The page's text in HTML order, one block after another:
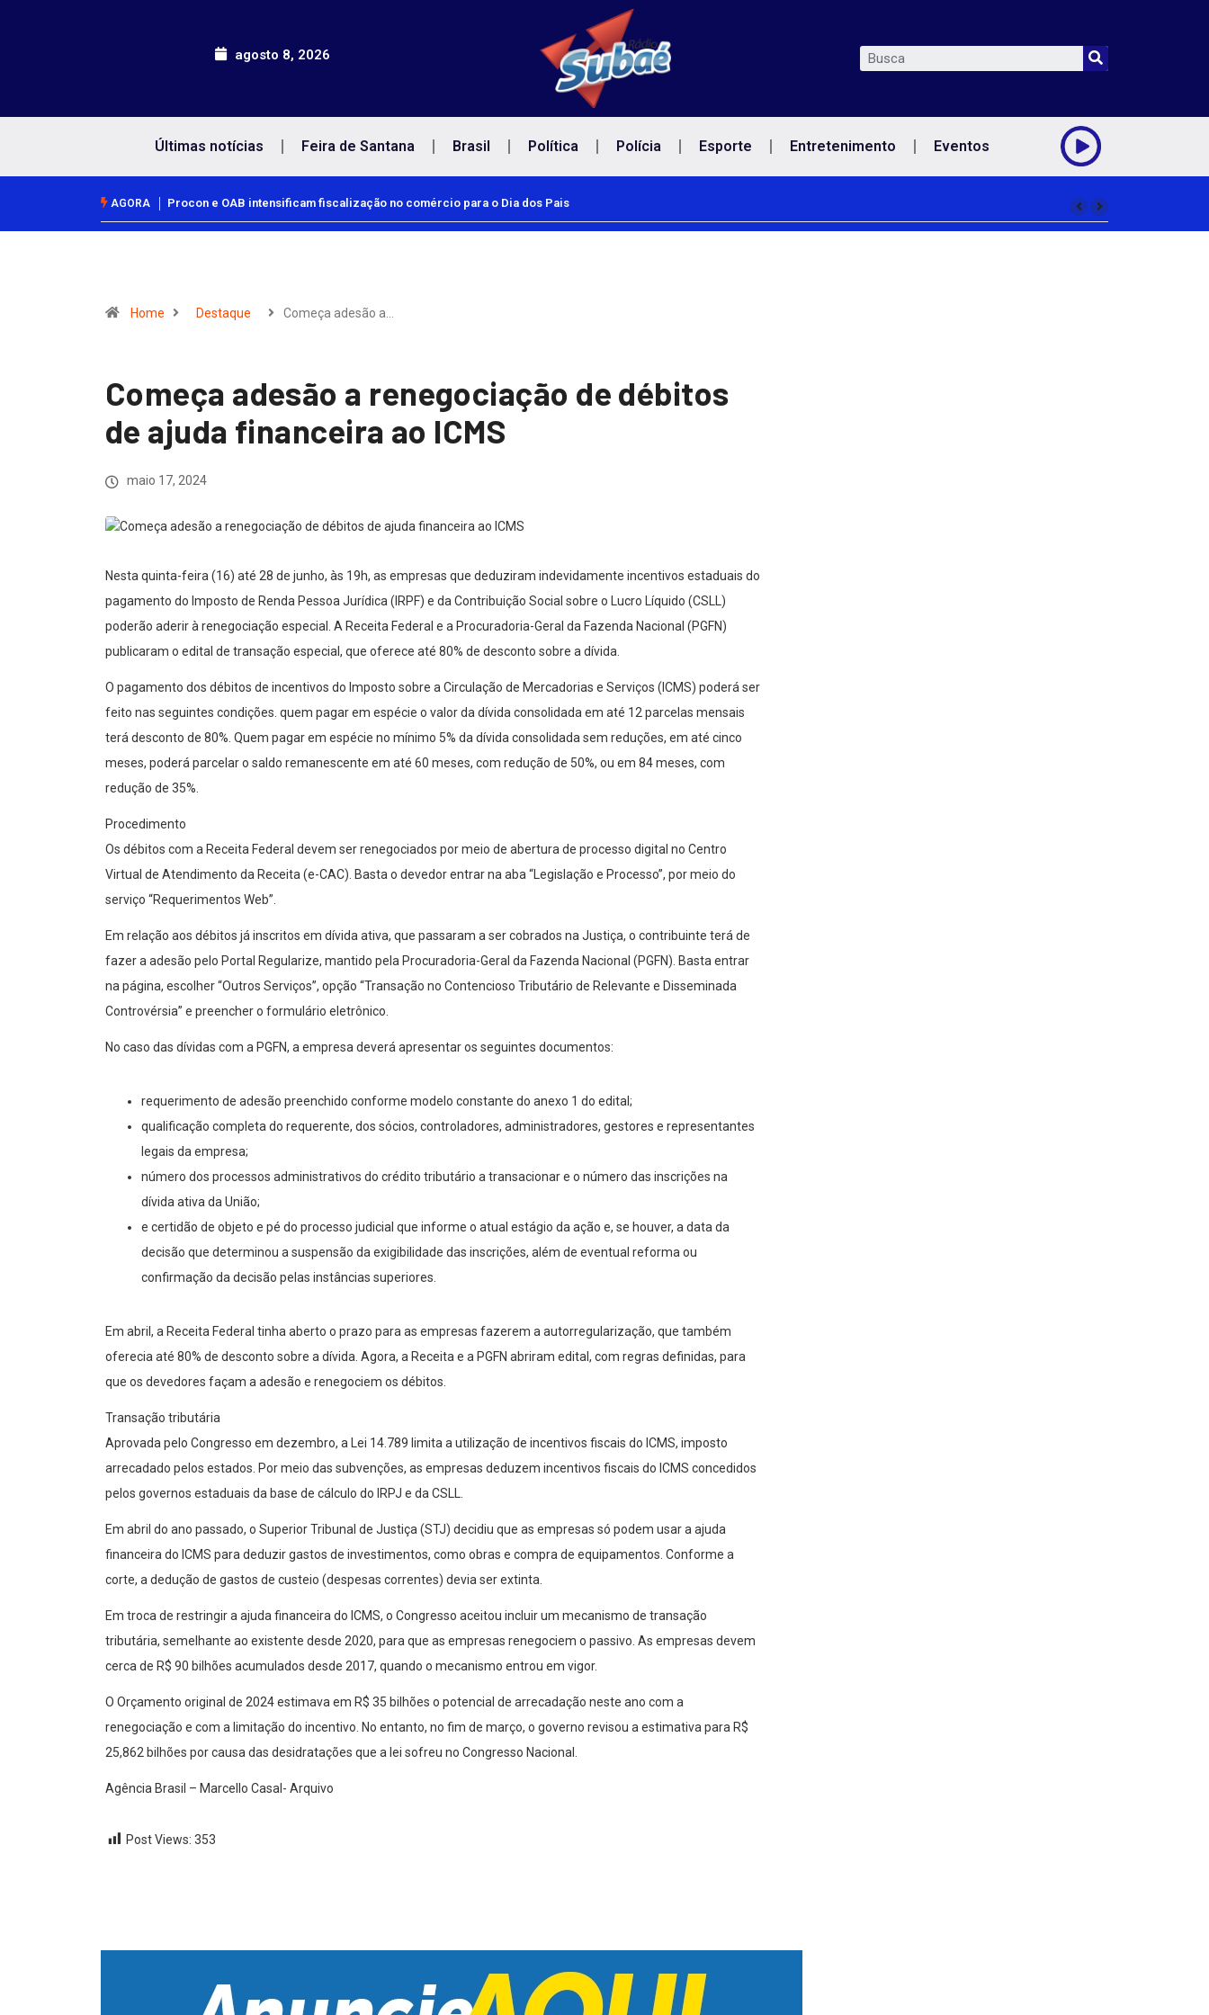
agosto 8, 2026
Últimas notícias Feira de Santana Brasil Política Polícia Esporte Entretenimento Eventos
AGORA Procon e OAB intensificam fiscalização no comércio para o Dia dos Pais
Home Destaque Começa adesão a…
Começa adesão a renegociação de débitos
de ajuda financeira ao ICMS
maio 17, 2024
Nesta quinta-feira (16) até 28 de junho, às 19h, as empresas que deduziram indevidamente incentivos estaduais do
pagamento do Imposto de Renda Pessoa Jurídica (IRPF) e da Contribuição Social sobre o Lucro Líquido (CSLL)
poderão aderir à renegociação especial. A Receita Federal e a Procuradoria-Geral da Fazenda Nacional (PGFN)
publicaram o edital de transação especial, que oferece até 80% de desconto sobre a dívida.
O pagamento dos débitos de incentivos do Imposto sobre a Circulação de Mercadorias e Serviços (ICMS) poderá ser
feito nas seguintes condições. quem pagar em espécie o valor da dívida consolidada em até 12 parcelas mensais
terá desconto de 80%. Quem pagar em espécie no mínimo 5% da dívida consolidada sem reduções, em até cinco
meses, poderá parcelar o saldo remanescente em até 60 meses, com redução de 50%, ou em 84 meses, com
redução de 35%.
Procedimento
Os débitos com a Receita Federal devem ser renegociados por meio de abertura de processo digital no Centro
Virtual de Atendimento da Receita (e-CAC). Basta o devedor entrar na aba “Legislação e Processo”, por meio do
serviço “Requerimentos Web”.
Em relação aos débitos já inscritos em dívida ativa, que passaram a ser cobrados na Justiça, o contribuinte terá de
fazer a adesão pelo Portal Regularize, mantido pela Procuradoria-Geral da Fazenda Nacional (PGFN). Basta entrar
na página, escolher “Outros Serviços”, opção “Transação no Contencioso Tributário de Relevante e Disseminada
Controvérsia” e preencher o formulário eletrônico.
No caso das dívidas com a PGFN, a empresa deverá apresentar os seguintes documentos:
requerimento de adesão preenchido conforme modelo constante do anexo 1 do edital;
qualificação completa do requerente, dos sócios, controladores, administradores, gestores e representantes
legais da empresa;
número dos processos administrativos do crédito tributário a transacionar e o número das inscrições na
dívida ativa da União;
e certidão de objeto e pé do processo judicial que informe o atual estágio da ação e, se houver, a data da
decisão que determinou a suspensão da exigibilidade das inscrições, além de eventual reforma ou
confirmação da decisão pelas instâncias superiores.
Em abril, a Receita Federal tinha aberto o prazo para as empresas fazerem a autorregularização, que também
oferecia até 80% de desconto sobre a dívida. Agora, a Receita e a PGFN abriram edital, com regras definidas, para
que os devedores façam a adesão e renegociem os débitos.
Transação tributária
Aprovada pelo Congresso em dezembro, a Lei 14.789 limita a utilização de incentivos fiscais do ICMS, imposto
arrecadado pelos estados. Por meio das subvenções, as empresas deduzem incentivos fiscais do ICMS concedidos
pelos governos estaduais da base de cálculo do IRPJ e da CSLL.
Em abril do ano passado, o Superior Tribunal de Justiça (STJ) decidiu que as empresas só podem usar a ajuda
financeira do ICMS para deduzir gastos de investimentos, como obras e compra de equipamentos. Conforme a
corte, a dedução de gastos de custeio (despesas correntes) devia ser extinta.
Em troca de restringir a ajuda financeira do ICMS, o Congresso aceitou incluir um mecanismo de transação
tributária, semelhante ao existente desde 2020, para que as empresas renegociem o passivo. As empresas devem
cerca de R$ 90 bilhões acumulados desde 2017, quando o mecanismo entrou em vigor.
O Orçamento original de 2024 estimava em R$ 35 bilhões o potencial de arrecadação neste ano com a
renegociação e com a limitação do incentivo. No entanto, no fim de março, o governo revisou a estimativa para R$
25,862 bilhões por causa das desidratações que a lei sofreu no Congresso Nacional.
Agência Brasil – Marcello Casal- Arquivo
Post Views: 353